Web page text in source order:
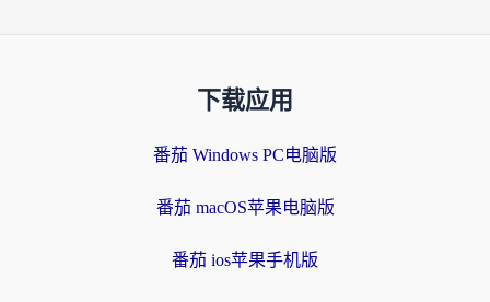
下载应用
番茄 Windows PC电脑版
番茄 macOS苹果电脑版
番茄 ios苹果手机版